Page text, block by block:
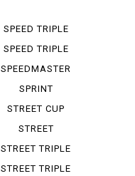
SPEED TRIPLE
955 I
SPEED TRIPLE
RS
SPEEDMASTER
SPRINT
STREET CUP
STREET
SCRAMBLER
STREET TRIPLE
R LOW
STREET TRIPLE